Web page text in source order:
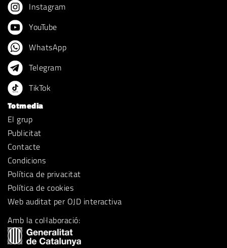
Instagram
YouTube
WhatsApp
Telegram
TikTok
Totmedia
El grup
Publicitat
Contacte
Condicions
Política de privacitat
Política de cookies
Web auditat per OJD interactiva
Amb la col·laboració: